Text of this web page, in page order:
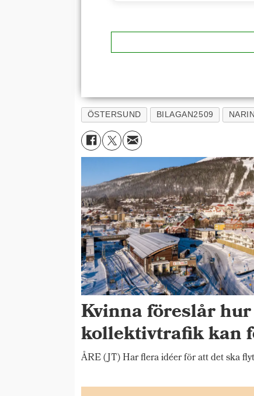
ÖSTERSUND BILAGAN2509
Kvinna föreslår
kollektivtrafik kan
ÅRE (JT) Har flera idéer för att det ska